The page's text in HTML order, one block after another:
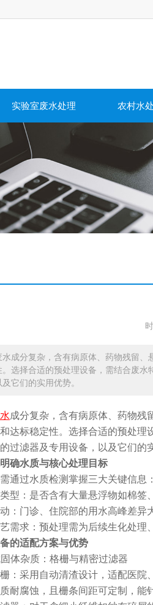
实验室废水处理 农村水
水成分复杂，含有病原体、药物残留
。选择合适的预处理设备，需结合废
它们的实用优势。
成分复杂，含有病原体、药物残
达标稳定性。选择合适的预处理
过滤器及专用设备，以及它们的
确水质与核心处理目标
通过水质检测掌握三大关键信息：
型：是否含有大量悬浮物如棉签
：门诊、住院部的用水高峰差异
需求：预处理需为后续生化处理
的适配方案与优势
体杂质：格栅与精密过滤器
：采用自动清渣设计，适配医院
耐腐蚀，且栅条间距可定制，能